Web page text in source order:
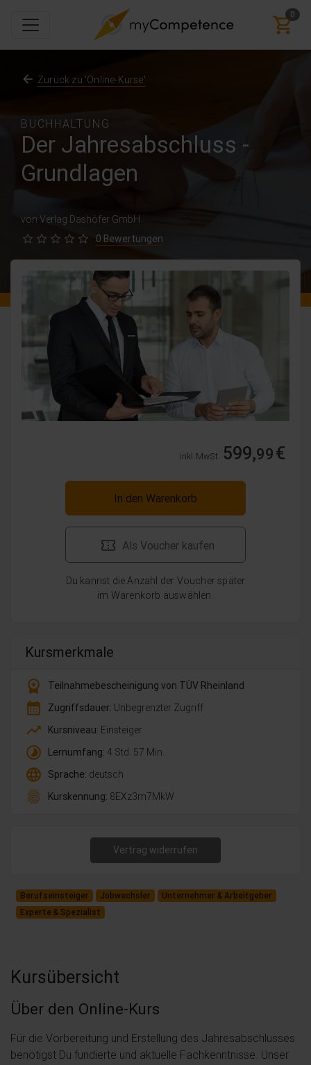
0
BUCHHALTUNG
Der Jahresabschluss -
Grundlagen
von Verlag Dashöfer GmbH
0 Bewertungen
Zurück zu 'Online-Kurse'
inkl. MwSt. 599,99€
In den Warenkorb
Als Voucher kaufen
Du kannst die Anzahl der Voucher später
im Warenkorb auswählen.
Kursmerkmale
workspace_premium
Teilnahmebescheinigung von TÜV Rheinland
calendar_month Zugriffsdauer: Unbegrenzter Zugriff
trending_up Kursniveau: Einsteiger
timelapse Lernumfang: 4 Std. 57 Min.
language Sprache: deutsch
fingerprint Kurskennung: 8EXz3m7MkW
Vertrag widerrufen
Berufseinsteiger Jobwechsler
Unternehmer & Arbeitgeber
Experte & Spezialist
Kursübersicht
Über den Online-Kurs
Für die Vorbereitung und Erstellung des Jahresabschlusses
benötigst Du fundierte und aktuelle Fachkenntnisse. Unser